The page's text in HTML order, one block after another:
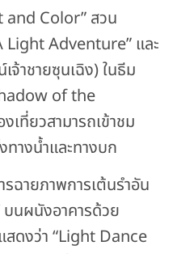
and Color” สวน
Light Adventure” และ
จ้าชายซุนเฉิง) ในธีม
of the
ที่ยวสามารถเข้าชม
ทางน้ำและทางบก
รฉายภาพการเต้นรำอัน
นผนังอาคารด้วย
สดงว่า “Light Dance